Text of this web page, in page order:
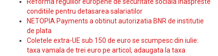
conditiile pentru detasarea salariatilor
NETOPIA Payments a obtinut autorizatia BNR de institutie
de plata
Coletele extra-UE sub 150 de euro se scumpesc din iulie:
taxa vamala de trei euro pe articol, adaugata la taxa